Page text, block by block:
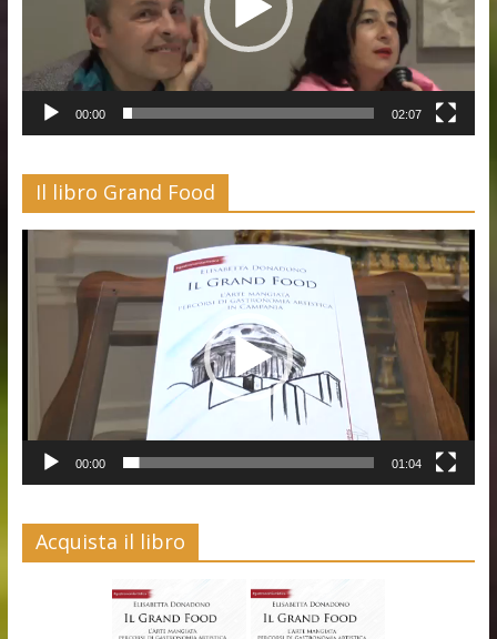
00:00 02:07
Il libro Grand Food
Player
00:00 01:04
Acquista il libro